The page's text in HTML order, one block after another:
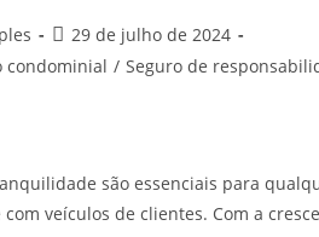
29 de julho de 2024
condominial / Seguro de
são essenciais para
veículos de clientes. Com a